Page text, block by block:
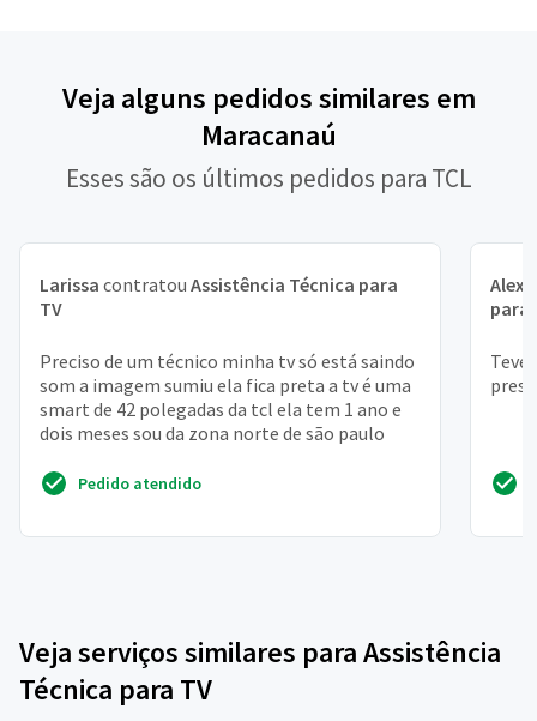
Veja alguns pedidos similares em
Maracanaú
Esses são os últimos pedidos para TCL
Larissa contratou Assistência Técnica para
TV
Preciso de um técnico minha tv só está saindo
som a imagem sumiu ela fica preta a tv é uma
smart de 42 polegadas da tcl ela tem 1 ano e
dois meses sou da zona norte de são paulo
Pedido atendido
para
Teve
Veja serviços similares para Assistência
Técnica para TV